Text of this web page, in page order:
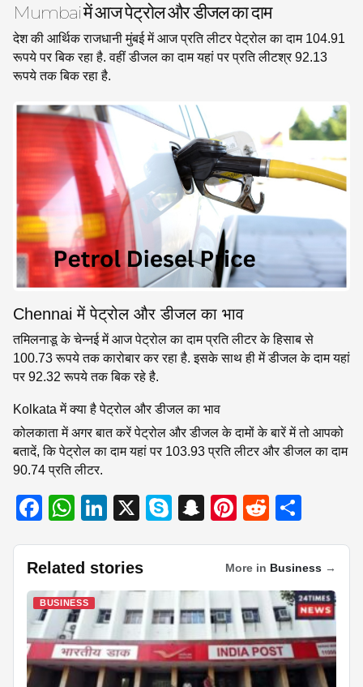
Mumbai में आज पेट्रोल और डीजल का दाम
देश की आर्थिक राजधानी मुंबई में आज प्रति लीटर पेट्रोल का दाम 104.91
रूपये पर बिक रहा है. वहीं डीजल का दाम यहां पर प्रति लीटश्र 92.13
रूपये तक बिक रहा है.
Chennai में पेट्रोल और डीजल का भाव
तमिलनाडू के चेन्नई में आज पेट्रोल का दाम प्रति लीटर के हिसाब से
100.73 रूपये तक कारोबार कर रहा है. इसके साथ ही में डीजल के दाम यहां
पर 92.32 रूपये तक बिक रहे है.
Kolkata में क्या है पेट्रोल और डीजल का भाव
कोलकाता में अगर बात करें पेट्रोल और डीजल के दामों के बारें में तो आपको
बतादें, कि पेट्रोल का दाम यहां पर 103.93 प्रति लीटर और डीजल का दाम
90.74 प्रति लीटर.
F
c
e
b
o
o
W
at
s
A
p
p
Li
k
e
dI
n
X
S
e
S
p
c
h
at
Pi
er
e
st
R
d
di
t
ar
e
Related stories More in Business →
BUSINESS